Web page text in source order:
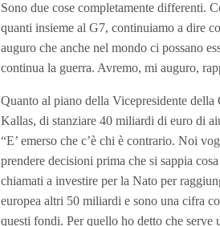
Sono due cose completamente differenti.
quanti insieme al G7, continuiamo a dire
auguro che anche nel mondo ci possano
continua la guerra. Avremo, mi auguro,
Quanto al piano della Vicepresidente
Kallas, di stanziare 40 miliardi di euro di
“E’ emerso che c’è chi è contrario. Noi
prendere decisioni prima che si sappia
chiamati a investire per la Nato per
europea altri 50 miliardi e sono una cifra
questi fondi. Per quello ho detto che serve